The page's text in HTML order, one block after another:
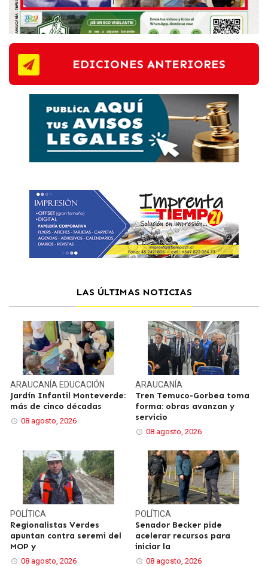
EDICIONES ANTERIORES
LAS ÚLTIMAS NOTICIAS
ARAUCANÍA EDUCACIÓN
Jardín Infantil Monteverde:
más de cinco décadas
08 agosto, 2026
ARAUCANÍA
Tren Temuco-Gorbea toma
forma: obras avanzan y
servicio
08 agosto, 2026
POLÍTICA
Regionalistas Verdes
apuntan contra seremi del
MOP y
08 agosto, 2026
POLÍTICA
Senador Becker pide
acelerar recursos para
iniciar la
08 agosto, 2026